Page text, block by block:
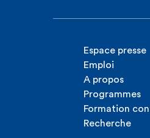
Espace presse
Emploi
A propos
Programmes
Formation
Recherche